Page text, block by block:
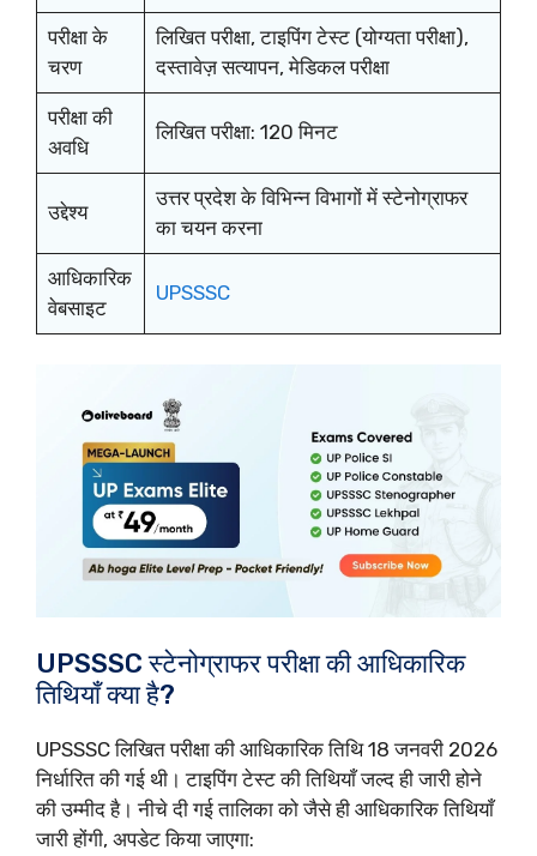
परीक्षा के
चरण
लिखित परीक्षा, टाइपिंग टेस्ट (योग्यता परीक्षा),
दस्तावेज़ सत्यापन, मेडिकल परीक्षा
परीक्षा की
अवधि
लिखित परीक्षा: 120 मिनट
उद्देश्य
उत्तर प्रदेश के विभिन्न विभागों में स्टेनोग्राफर
का चयन करना
आधिकारिक
वेबसाइट
UPSSSC
UPSSSC स्टेनोग्राफर परीक्षा की आधिकारिक
तिथियाँ क्या है?
UPSSSC लिखित परीक्षा की आधिकारिक तिथि 18 जनवरी 2026
निर्धारित की गई थी। टाइपिंग टेस्ट की तिथियाँ जल्द ही जारी होने
की उम्मीद है। नीचे दी गई तालिका को जैसे ही आधिकारिक तिथियाँ
जारी होंगी, अपडेट किया जाएगा: